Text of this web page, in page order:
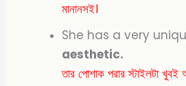
মানানসই।
She has a very
aesthetic.
তার পোশাক পরার স্টাইলটা খুবই